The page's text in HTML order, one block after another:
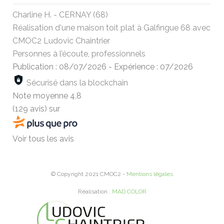
Charline H. - CERNAY (68)
Réalisation d'une maison toit plat à Galfingue 68 avec
CMOC2 Ludovic Chaintrier
Personnes à l’écoute, professionnels
Publication : 08/07/2026 - Expérience : 07/2026
Sécurisé dans la blockchain
Note moyenne 4,8
(129 avis) sur
Voir tous les avis
© Copyright 2021 CMOC2 - Mentions légales
Réalisation : MAD COLOR